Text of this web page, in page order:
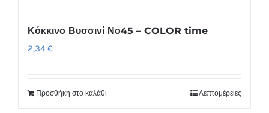
Κόκκινο Βυσσινί Νο45 – COLOR time
2,34 €
Προσθήκη στο καλάθι Λεπτομέρειες